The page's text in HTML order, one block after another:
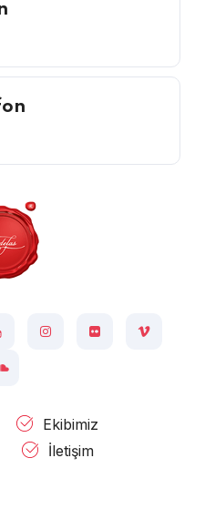
Ekibimiz
İletişim